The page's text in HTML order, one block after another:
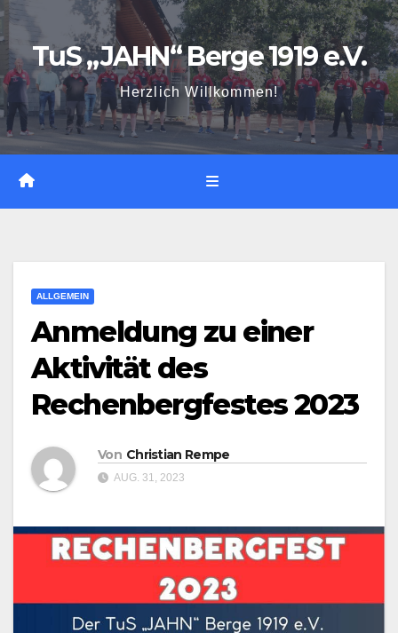
Zum
Inhalt
springenTuS „JAHN“ Berge 1919 e.V.
Herzlich Willkommen!
ALLGEMEIN
Anmeldung zu einer
Aktivität des
Rechenbergfestes 2023
Von Christian Rempe
AUG. 31, 2023